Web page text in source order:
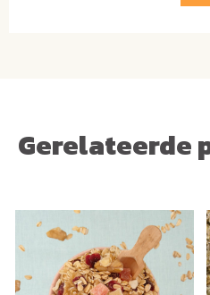
Gerelateerde